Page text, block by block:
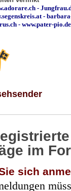
-
-
- www.pater-pio.de
im
sich